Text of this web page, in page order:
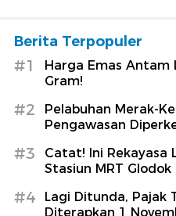
Berita Terpopuler
#1
Harga Emas Antam
Gram!
#2
Pelabuhan Merak-
Pengawasan
#3
Catat! Ini Rekayasa
Stasiun MRT
#4
Lagi Ditunda, Pajak
Diterapkan 1